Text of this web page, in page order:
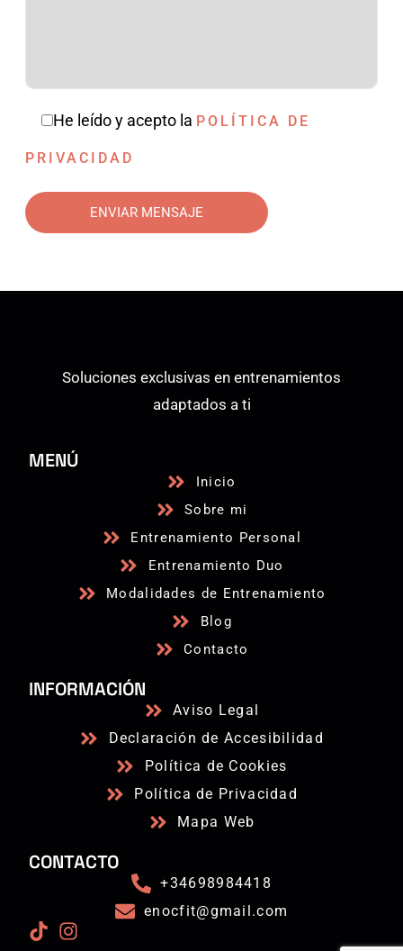
He leído y acepto la POLÍTICA DE
PRIVACIDAD
favor,
este
Soluciones exclusivas en entrenamientos
adaptados a ti
MENÚ
Inicio
Sobre mi
Entrenamiento Personal
Entrenamiento Duo
Modalidades de Entrenamiento
Blog
Contacto
INFORMACIÓN
Aviso Legal
Declaración de Accesibilidad
Política de Cookies
Política de Privacidad
Mapa Web
CONTACTO
+34698984418
enocfit@gmail.com